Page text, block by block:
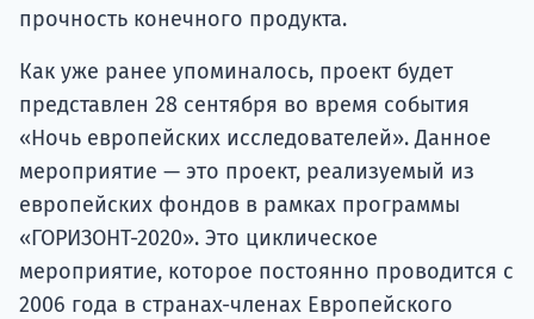
прочность конечного продукта.
Как уже ранее упоминалось, проект будет
представлен 28 сентября во время события
«Ночь европейских исследователей». Данное
мероприятие — это проект, реализуемый из
европейских фондов в рамках программы
«ГОРИЗОНТ-2020». Это циклическое
мероприятие, которое постоянно проводится с
2006 года в странах-членах Европейского